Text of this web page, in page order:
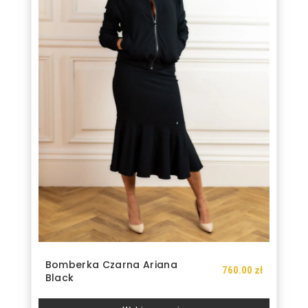
wybrać
na
stronie
produktu
Bomberka Czarna Ariana
Black
760.00 zł